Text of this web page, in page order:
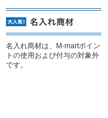
名入れ商材は、M-martポイン
トの使用および付与の対象外
です。